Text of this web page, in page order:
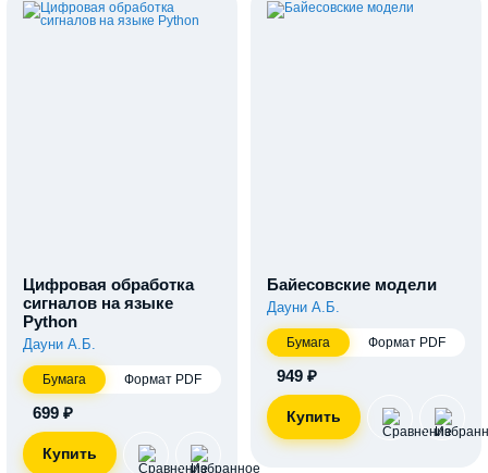
Цифровая обработка
сигналов на языке
Python
Дауни А.Б.
Бумага Формат PDF
699 ₽
Байесовские модели
Дауни А.Б.
Бумага Формат PDF
949 ₽